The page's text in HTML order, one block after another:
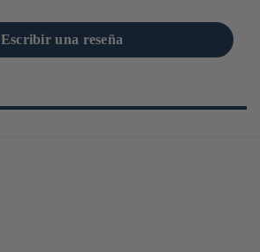
Escribir una reseña